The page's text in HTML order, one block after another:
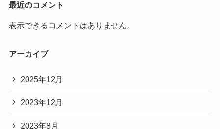
最近のコメント
表示できるコメントはありません。
アーカイブ
2025年12月
2023年12月
2023年8月